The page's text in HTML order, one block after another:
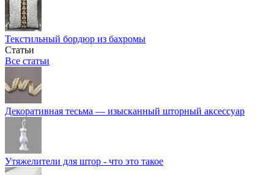
Текстильный бордюр из бахромы
Статьи
Все статьи
Декоративная тесьма — изысканный шторный аксессуар
Утяжелители для штор - что это такое